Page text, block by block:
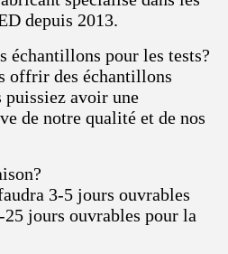
depuis 2013.
échantillons pour les tests?
offrir des échantillons
avoir une
de notre qualité et de nos
3-5 jours ouvrables
jours ouvrables pour la